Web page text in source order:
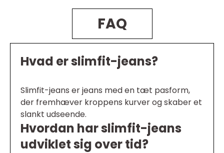
FAQ
Hvad er slimfit-jeans?
Slimfit-jeans er jeans med en tæt pasform,
der fremhæver kroppens kurver og skaber et
slankt udseende.
Hvordan har slimfit-jeans
udviklet sig over tid?